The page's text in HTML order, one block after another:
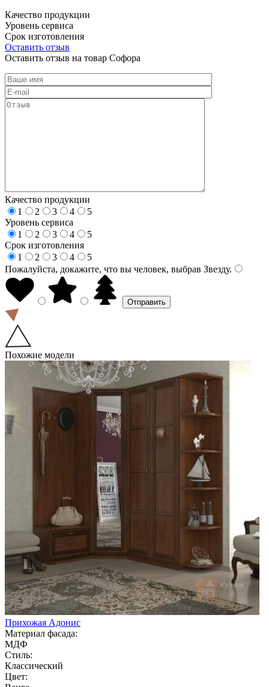
Качество продукции
Уровень сервиса
Срок изготовления
Оставить отзыв
Оставить отзыв на товар Софора
Качество продукции
1
2 3 4
5
Уровень сервиса
1
2 3 4
5
Срок изготовления
1
2 3 4
5
Пожалуйста, докажите, что вы человек, выбрав Звезду.
Похожие модели
Прихожая Адонис
Материал фасада:
МДФ
Стиль:
Классический
Цвет: